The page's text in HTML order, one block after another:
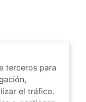
terceros para
el tráfico.